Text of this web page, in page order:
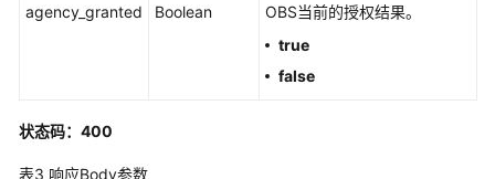
何
agency_granted Boolean
OBS当前的授权结果。
true
false
状态码：400
表3 响应Body参数